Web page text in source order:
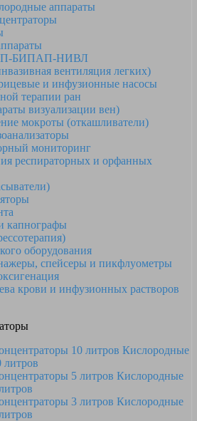
аппараты
БИПАП-НИВЛ
вентиляция легких)
и инфузионные насосы
терапии ран
визуализации вен)
мокроты (откашливатели)
мониторинг
респираторных и орфанных
капнографы
оборудования
спейсеры и пикфлуометры
крови и инфузионных растворов
Кислородные
литров
Кислородные
Кислородные